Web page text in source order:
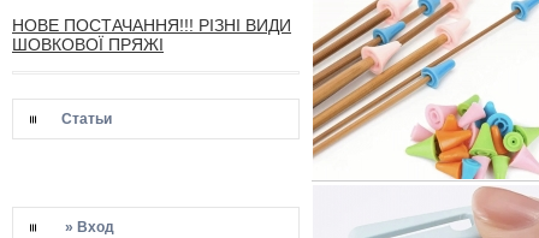
НОВЕ ПОСТАЧАННЯ!!! РІЗНІ ВИДИ
ШОВКОВОЇ ПРЯЖІ
Статьи
» Вход